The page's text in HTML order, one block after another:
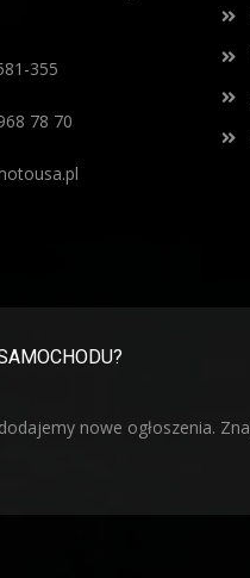
355
78 70
nowe ogłoszenia.